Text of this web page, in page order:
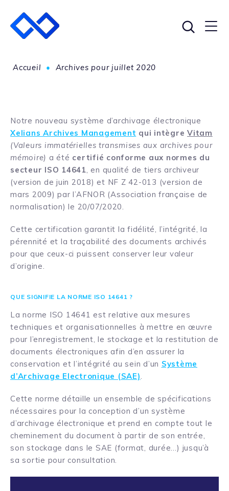
Accueil • Archives pour juillet 2020
Notre nouveau système d’archivage électronique
Xelians Archives Management qui intègre Vitam
(Valeurs immatérielles transmises aux archives pour
mémoire) a été certifié conforme aux normes du
secteur ISO 14641, en qualité de tiers archiveur
(version de juin 2018) et NF Z 42-013 (version de
mars 2009) par l’AFNOR (Association française de
normalisation) le 20/07/2020.
Cette certification garantit la fidélité, l’intégrité, la
pérennité et la traçabilité des documents archivés
pour que ceux-ci puissent conserver leur valeur
d’origine.
QUE SIGNIFIE LA NORME ISO 14641 ?
La norme ISO 14641 est relative aux mesures
techniques et organisationnelles à mettre en œuvre
pour l’enregistrement, le stockage et la restitution de
documents électroniques afin d’en assurer la
conservation et l’intégrité au sein d’un Système
d’Archivage Electronique (SAE).
Cette norme détaille un ensemble de spécifications
nécessaires pour la conception d’un système
d’archivage électronique et prend en compte tout le
cheminement du document à partir de son entrée,
son stockage dans le SAE (format, durée…) jusqu’à
sa sortie pour consultation.